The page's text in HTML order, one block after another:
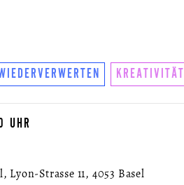
KREATIVITÄT
Strasse 11, 4053 Basel